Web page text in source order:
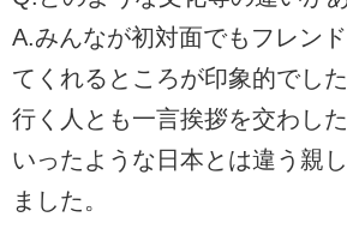
A.みんなが初対面でもフレン
てくれるところが印象的でし
行く人とも一言挨拶を交わし
いったような日本とは違う親
ました。